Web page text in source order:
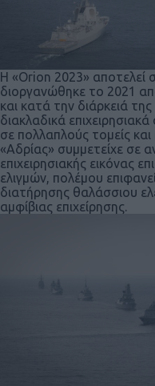
Η «Orion 2023» αποτελεί
διοργανώθηκε το 2021
και κατά την διάρκειά
διακλαδικά
σε πολλαπλούς τομείς
«Αδρίας» συμμετείχε σε
επιχειρησιακής εικόνας
ελιγμών, πολέμου
διατήρησης θαλάσσιου
αμφίβιας επιχείρησης.